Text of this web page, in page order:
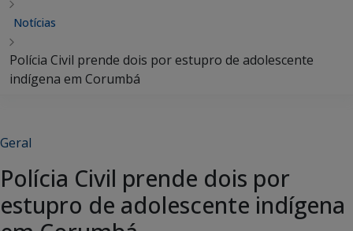
Notícias
Polícia Civil prende dois por estupro de adolescente
indígena em Corumbá
Geral
Polícia Civil prende dois por
estupro de adolescente indígena